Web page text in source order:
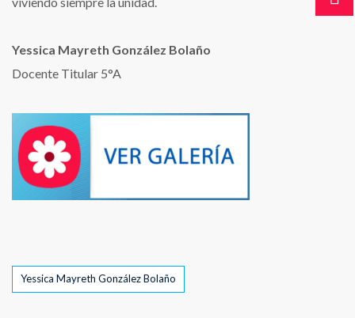
Yessica Mayreth González Bolaño
Docente Titular 5°A
Tags
Yessica Mayreth González Bolaño